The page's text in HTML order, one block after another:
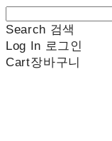
Search 검색
Log In 로그인
Cart장바구니